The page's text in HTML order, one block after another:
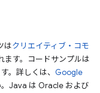
はクリエイティブ・コモ
ます。コードサンプルは
。詳しくは、 Google
。Java は Oracle および